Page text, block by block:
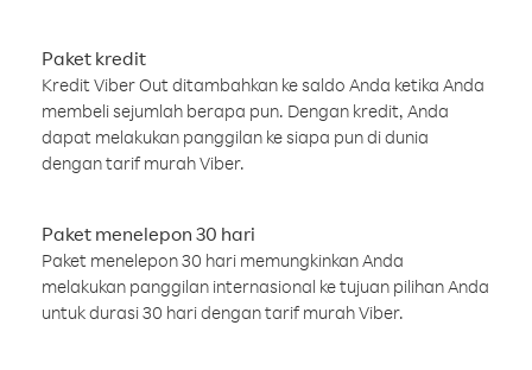
Paket kredit
Kredit Viber Out ditambahkan ke saldo Anda ketika Anda
membeli sejumlah berapa pun. Dengan kredit, Anda
dapat melakukan panggilan ke siapa pun di dunia
dengan tarif murah Viber.
Paket menelepon 30 hari
Paket menelepon 30 hari memungkinkan Anda
melakukan panggilan internasional ke tujuan pilihan Anda
untuk durasi 30 hari dengan tarif murah Viber.